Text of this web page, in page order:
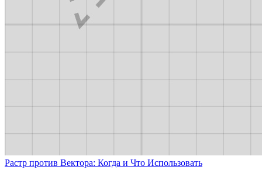
Растр против Вектора: Когда и Что Использовать